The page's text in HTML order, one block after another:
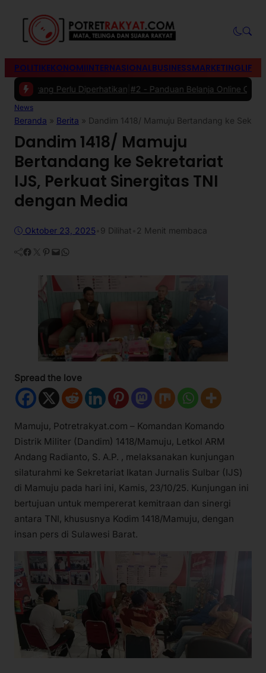
POLITIKEKONOMIINTERNASIONALBUSINESSMARKETING
Perlu Diperhatikan|#2 -Panduan Belanja Online Cerdas: Pilih
News
Beranda » Berita » Dandim 1418/ Mamuju Bertandang ke
Dandim 1418/ Mamuju
Bertandang ke Sekretariat
IJS, Perkuat Sinergitas TNI
dengan Media
Oktober 23, 2025 9 Dilihat 2 Menit membaca
Facebook Twitter Pinterest Mail WhatsApp
Spread the love
Mamuju, Potretrakyat.com – Komandan Komando
Distrik Militer (Dandim) 1418/Mamuju, Letkol ARM
Andang Radianto, S. A.P. , melaksanakan kunjungan
silaturahmi ke Sekretariat Ikatan Jurnalis Sulbar (IJS)
di Mamuju pada hari ini, Kamis, 23/10/25. Kunjungan ini
bertujuan untuk mempererat kemitraan dan sinergi
antara TNI, khususnya Kodim 1418/Mamuju, dengan
insan pers di Sulawesi Barat.